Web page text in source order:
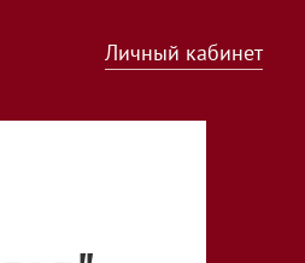
Личный кабинет